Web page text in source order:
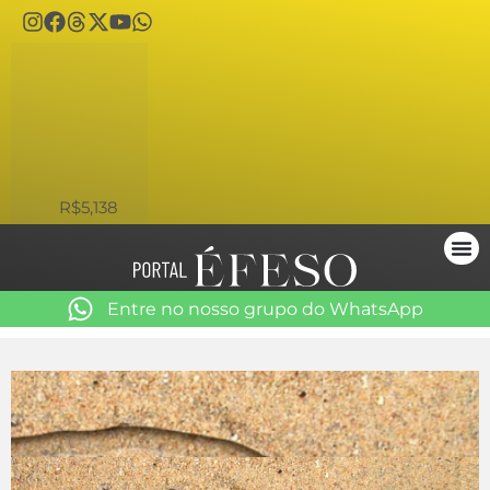
R$5,138
Entre no nosso grupo do WhatsApp